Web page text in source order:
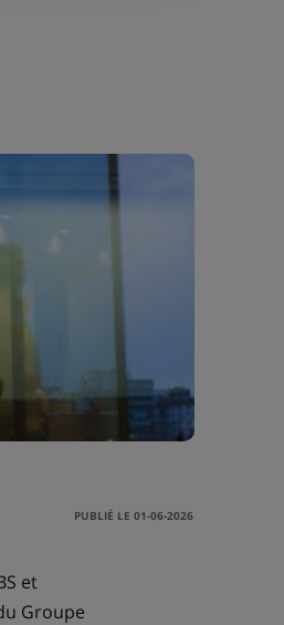
PUBLIÉ LE 01-06-2026
et
Groupe